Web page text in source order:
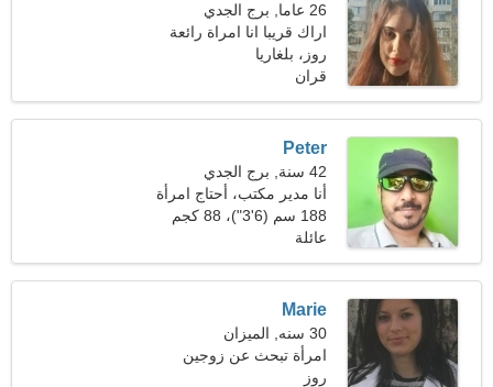
26 عاما, برج الجدي
اراك قريبا انا امراة رائعة
روز، بلغاريا
قران
Peter
42 سنة, برج الجدي
أنا مدير مكتب، أحتاج امرأة
غير عادية
188 سم (6'3")، 88 كجم
(194 رطلا)
عائلة
Marie
30 سنه, الميزان
امرأة تبحث عن زوجين
روز